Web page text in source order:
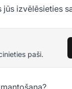
izvēlēsieties
paši.